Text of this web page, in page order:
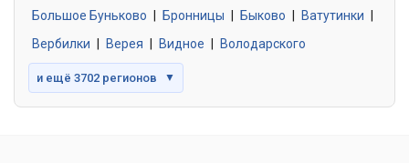
Большое Буньково
Бронницы Быково Ватутинки
Вербилки
Верея Видное Володарского
и ещё 3702 регионов ▼